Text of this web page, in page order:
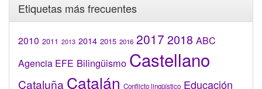
Etiquetas más frecuentes
2010 2011 2013 2014 2015 2016 2017 2018 ABC
Agencia EFE Bilingüismo Castellano
Cataluña Catalán Conflicto lingüístico Educación